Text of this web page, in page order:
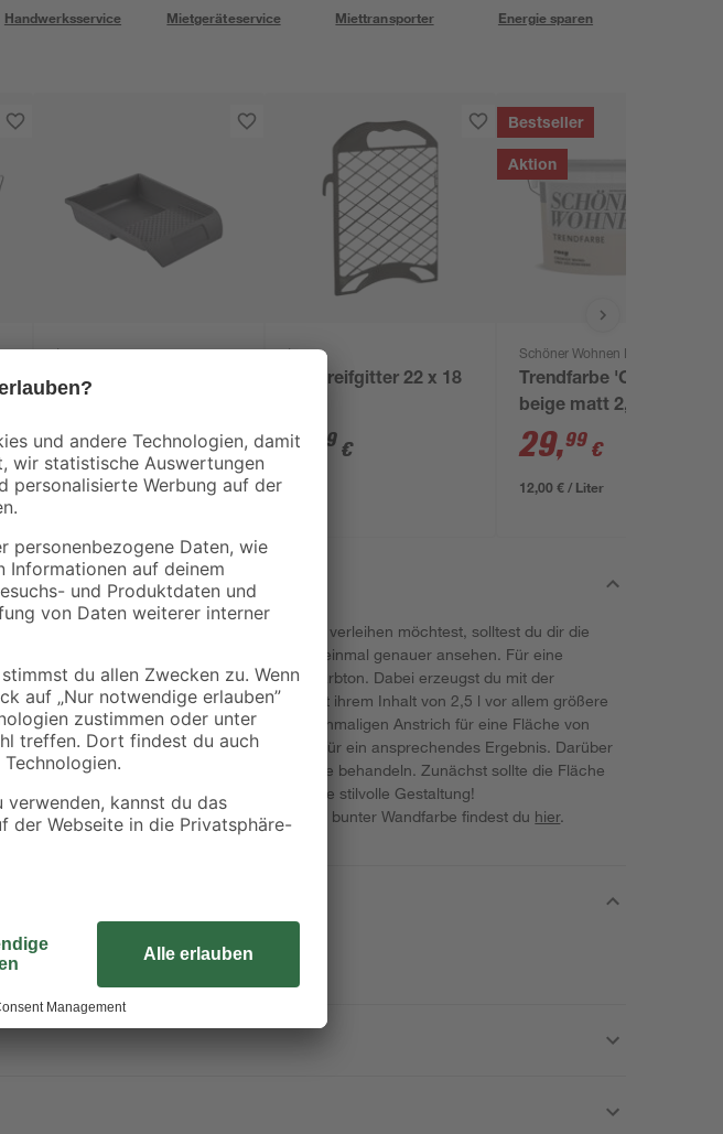
Handwerksservice Mietgeräteservice Miettransporter Energie sparen
Farbwanne mit Skala
3,79€
Abstreifgitter 22 x 18
2 69 €
Bestseller
Aktion
Schöner Wohnen Farbe
Trendfarbe 'Cosy'
beige matt 2,5 l
29,99 €
12,00 € / Liter
du deinem Zuhause einen neuen Anstrich verleihen möchtest, solltest du dir die
'Trendfarbe' von Schöner Wohnen Farbe einmal genauer ansehen. Für eine
Atmosphäre sorgt der neutrale Farbton. Dabei erzeugst du mit der
eine matte Oberfläche. Du kannst mit ihrem Inhalt von 2,5 l vor allem größere
streichen. Die Menge reicht bei einem einmaligen Anstrich für eine Fläche von
m². Wir empfehlen allerdings 2 Farbaufträge für ein ansprechendes Ergebnis. Darüber
kannst du mit der Farbe viele Untergründe behandeln. Zunächst sollte die Fläche
grundiert werden. Diese Farbe sorgt für eine stilvolle Gestaltung!
wichtige Hinweise zu deinem Projekt mit bunter Wandfarbe findest du hier.
Aerosol oder Nebel nicht einatmen.